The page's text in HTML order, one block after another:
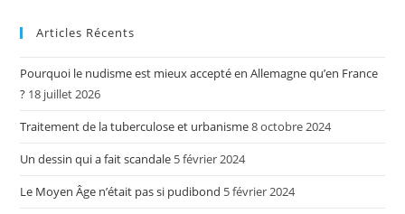
Articles Récents
Pourquoi le nudisme est mieux accepté en Allemagne qu’en France
? 18 juillet 2026
Traitement de la tuberculose et urbanisme8 octobre 2024
Un dessin qui a fait scandale 5 février 2024
Le Moyen Âge n’était pas si pudibond 5 février 2024